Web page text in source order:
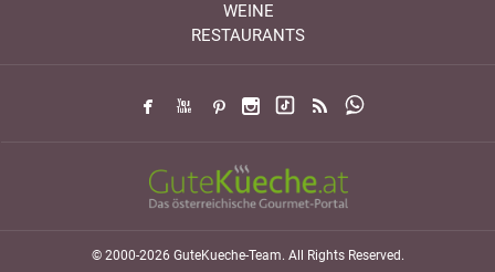
WEINE
RESTAURANTS
© 2000-2026 GuteKueche-Team. All Rights Reserved.